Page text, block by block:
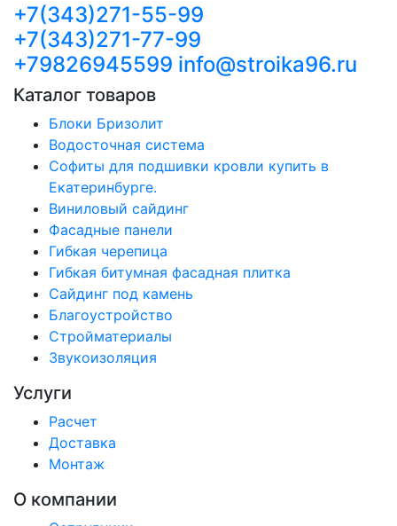
+7(343)271-55-99
+7(343)271-77-99
+79826945599 info@stroika96.ru
Каталог товаров
Блоки Бризолит
Водосточная система
Софиты для подшивки кровли купить в
Екатеринбурге.
Виниловый сайдинг
Фасадные панели
Гибкая черепица
Гибкая битумная фасадная плитка
Сайдинг под камень
Благоустройство
Стройматериалы
Звукоизоляция
Услуги
Расчет
Доставка
Монтаж
О компании